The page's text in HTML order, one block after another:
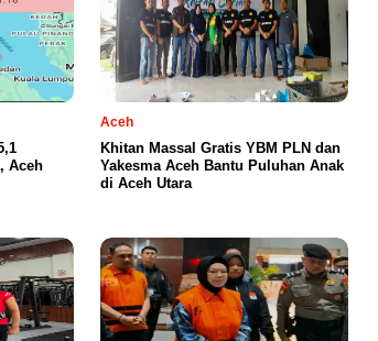
Aceh
Aceh
Khitan Massal Gratis YBM PLN dan
Yakesma Aceh Bantu Puluhan Anak
di Aceh Utara